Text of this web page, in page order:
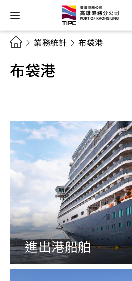
業務統計 布袋港
布袋港
進出港船舶